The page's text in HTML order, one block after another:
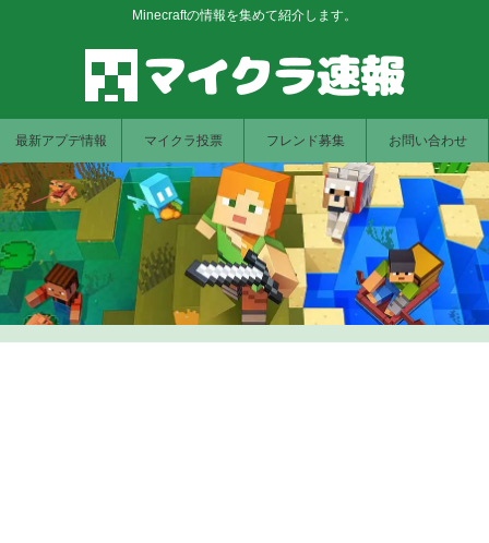
Minecraftの情報を集めて紹介します。
最新アプデ情報 マイクラ投票 フレンド募集 お問い合わせ